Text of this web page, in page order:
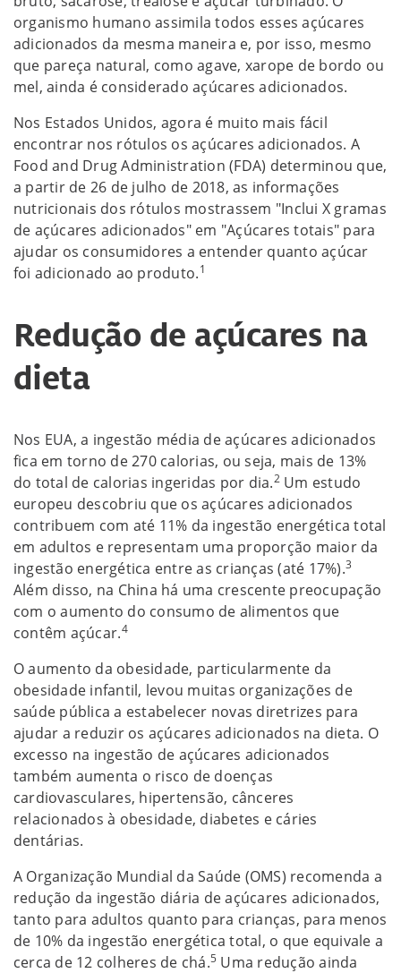
organismo humano assimila todos esses açúcares
adicionados da mesma maneira e, por isso, mesmo
que pareça natural, como agave, xarope de bordo ou
mel, ainda é considerado açúcares adicionados.
Nos Estados Unidos, agora é muito mais fácil
encontrar nos rótulos os açúcares adicionados. A
Food and Drug Administration (FDA) determinou que,
a partir de 26 de julho de 2018, as informações
nutricionais dos rótulos mostrassem "Inclui X gramas
de açúcares adicionados" em "Açúcares totais" para
ajudar os consumidores a entender quanto açúcar
foi adicionado ao produto.1
Redução de açúcares na
dieta
Nos EUA, a ingestão média de açúcares adicionados
fica em torno de 270 calorias, ou seja, mais de 13%
do total de calorias ingeridas por dia.2 Um estudo
europeu descobriu que os açúcares adicionados
contribuem com até 11% da ingestão energética total
em adultos e representam uma proporção maior da
ingestão energética entre as crianças (até 17%).3
Além disso, na China há uma crescente preocupação
com o aumento do consumo de alimentos que
contêm açúcar.4
O aumento da obesidade, particularmente da
obesidade infantil, levou muitas organizações de
saúde pública a estabelecer novas diretrizes para
ajudar a reduzir os açúcares adicionados na dieta. O
excesso na ingestão de açúcares adicionados
também aumenta o risco de doenças
cardiovasculares, hipertensão, cânceres
relacionados à obesidade, diabetes e cáries
dentárias.
A Organização Mundial da Saúde (OMS) recomenda a
redução da ingestão diária de açúcares adicionados,
tanto para adultos quanto para crianças, para menos
de 10% da ingestão energética total, o que equivale a
cerca de 12 colheres de chá.5 Uma redução ainda